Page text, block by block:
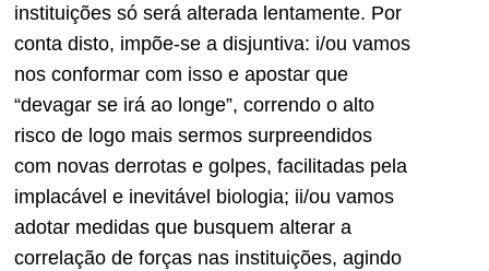
instituições só será alterada lentamente. Por
conta disto, impõe-se a disjuntiva: i/ou vamos
nos conformar com isso e apostar que
“devagar se irá ao longe”, correndo o alto
risco de logo mais sermos surpreendidos
com novas derrotas e golpes, facilitadas pela
implacável e inevitável biologia; ii/ou vamos
adotar medidas que busquem alterar a
correlação de forças nas instituições, agindo